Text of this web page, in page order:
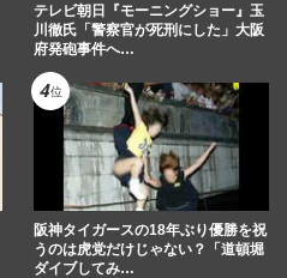
テレビ朝日『モーニングショー』玉
川徹氏「警察官が死刑にした」大阪
府発砲事件へ…
阪神タイガースの18年ぶり優勝を祝
うのは虎党だけじゃない？「道頓堀
ダイブしてみ…